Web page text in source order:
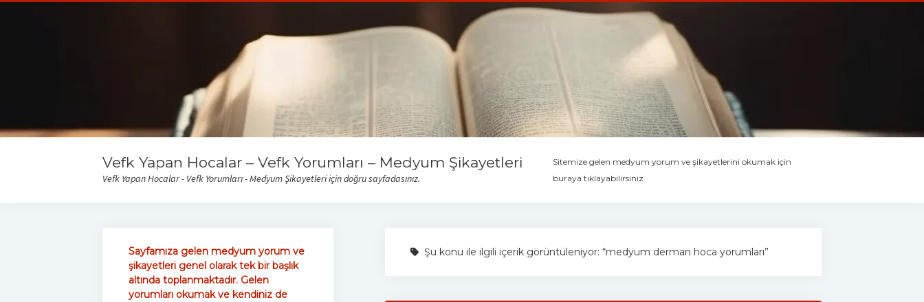
Vefk Yapan Hocalar – Vefk Yorumları – Medyum Şikayetleri
Vefk Yapan Hocalar - Vefk Yorumları - Medyum Şikayetleri için doğru sayfadasınız.
Sitemize gelen medyum yorum ve şikayetlerini okumak için
buraya tıklayabilirsiniz
Şu konu ile ilgili içerik görüntüleniyor: “medyum derman hoca yorumları”
Sayfamıza gelen medyum yorum ve
şikayetleri genel olarak tek bir başlık
altında toplanmaktadır. Gelen
yorumları okumak ve kendiniz de